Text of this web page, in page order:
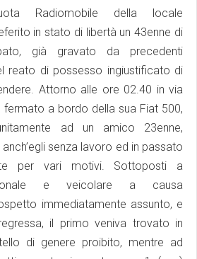
Radiomobile della locale
in stato di libertà un 43enne di
già gravato da precedenti
reato di possesso ingiustificato di
Attorno alle ore 02.40 in via
fermato a bordo della sua Fiat 500,
ad un amico 23enne,
senza lavoro ed in passato
per vari motivi. Sottoposti a
e veicolare a causa
immediatamente assunto, e
il primo veniva trovato in
di genere proibito, mentre ad